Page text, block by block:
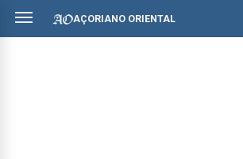
AÇORIANO ORIENTAL